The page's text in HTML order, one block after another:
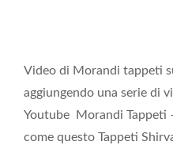
Video di Morandi tappeti
aggiungendo una serie di
Youtube Morandi Tappeti
come questo Tappeti